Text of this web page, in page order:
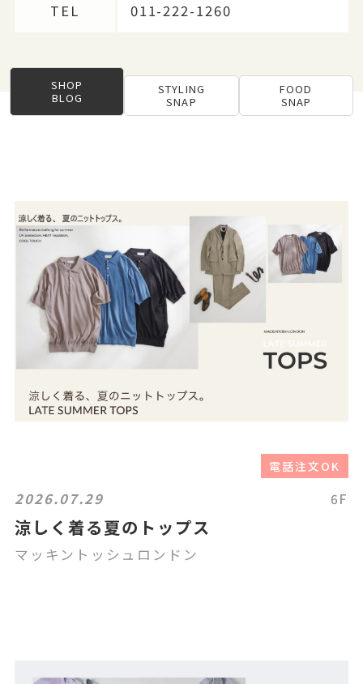
TEL 011-222-1260
SHOP
BLOG
STYLING
SNAP
FOOD
SNAP
電話注文OK
2026.07.29 6F
涼しく着る夏のトップス
マッキントッシュロンドン